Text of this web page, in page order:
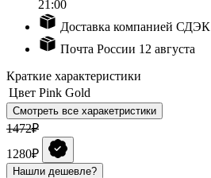
21:00
Доставка компанией СДЭК
Почта России 12 августа
Краткие характеристики
Цвет Pink Gold
Смотреть все харакетристики
1472₽
1280₽
Нашли дешевле?